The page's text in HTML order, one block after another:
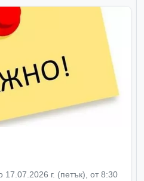
17.07.2026 г. (петък), от 8:30